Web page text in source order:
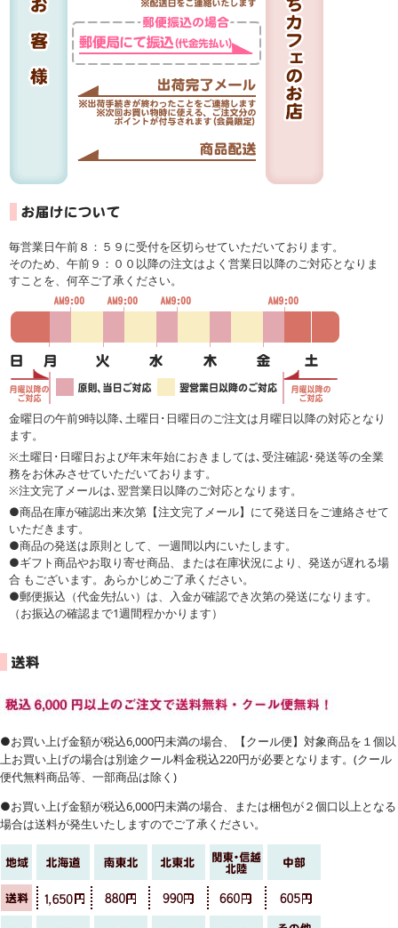
毎営業日午前８：５９に受付を区切らせていただいております。
そのため、午前９：００以降の注文はよく営業日以降のご対応となりま
すことを、何卒ご了承ください。
金曜日の午前9時以降､土曜日･日曜日のご注文は月曜日以降の対応となり
ます。
※土曜日･日曜日および年末年始におきましては､受注確認･発送等の全業
務をお休みさせていただいております。
※注文完了メールは､翌営業日以降のご対応となります。
●商品在庫が確認出来次第【注文完了メール】にて発送日をご連絡させて
いただきます。
●商品の発送は原則として、一週間以内にいたします。
●ギフト商品やお取り寄せ商品、または在庫状況により、発送が遅れる場
合 もございます。あらかじめご了承ください。
●郵便振込（代金先払い）は、入金が確認でき次第の発送になります。
（お振込の確認まで1週間程かかります）
●お買い上げ金額が税込6,000円未満の場合、【クール便】対象商品を１個以
上お買い上げの場合は別途クール料金税込220円が必要となります。(クール
便代無料商品等、一部商品は除く)
●お買い上げ金額が税込6,000円未満の場合、または梱包が２個口以上となる
場合は送料が発生いたしますのでご了承ください。